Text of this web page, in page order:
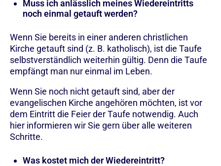
Muss ich anlässlich meines Wiedereintritts
noch einmal getauft werden?
Wenn Sie bereits in einer anderen christlichen
Kirche getauft sind (z. B. katholisch), ist die Taufe
selbstverständlich weiterhin gültig. Denn die Taufe
empfängt man nur einmal im Leben.
Wenn Sie noch nicht getauft sind, aber der
evangelischen Kirche angehören möchten, ist vor
dem Eintritt die Feier der Taufe notwendig. Auch
hier informieren wir Sie gern über alle weiteren
Schritte.
Was kostet mich der Wiedereintritt?